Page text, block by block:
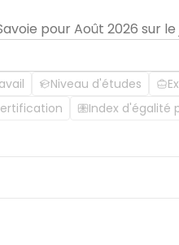
pour Août 2026 sur
Niveau d'études
Index d'égalité